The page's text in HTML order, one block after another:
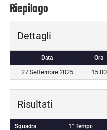
Riepilogo
Dettagli
Data Ora
27 Settembre 2025 15:00
Risultati
Squadra 1° Tempo